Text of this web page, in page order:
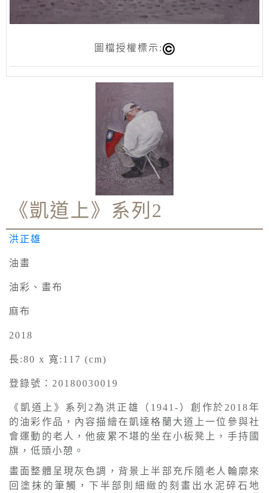
圖檔授權標示:
《凱道上》系列2
洪正雄
油畫
油彩、畫布
麻布
2018
長:80 x 寬:117 (cm)
登錄號：20180030019
《凱道上》系列2為洪正雄（1941-）創作於2018年
的油彩作品，內容描繪在凱達格蘭大道上一位參與社
會運動的老人，他疲累不堪的坐在小板凳上，手持國
旗，低頭小憩。
畫面整體呈現灰色調，背景上半部充斥隨老人輪廓來
回塗抹的筆觸，下半部則細緻的刻畫出水泥碎石地